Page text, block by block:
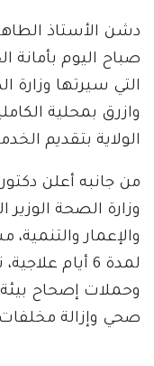
دشن الأستاذ الطاهر
صباح اليوم بأمانة
التي سيرتها وزارة
وازرق بمحلية
الولاية بتقديم
من جانبه أعلن
وزارة الصحة
والإعمار
لمدة 6 أيام
وحملات إصحاح
صحي وإزالة مخلفات